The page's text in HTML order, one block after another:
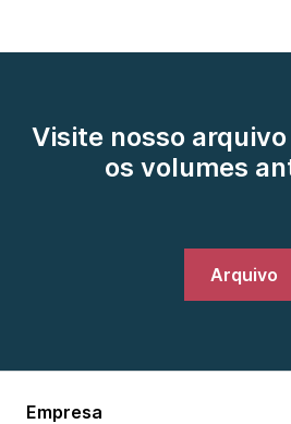
Visite nosso
os volumes
Arquivo
Empresa